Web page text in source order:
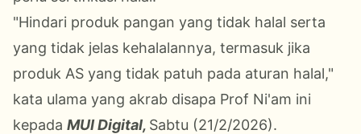
"Hindari produk pangan yang tidak halal serta
yang tidak jelas kehalalannya, termasuk jika
produk AS yang tidak patuh pada aturan halal,"
kata ulama yang akrab disapa Prof Ni'am ini
kepada MUI Digital, Sabtu (21/2/2026).